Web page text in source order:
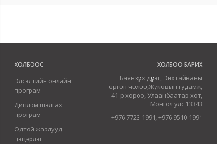
ХОЛБООС
Элсэлтийн онлайн
програм
Диплом шалгах
програм
Одтой жаалууд
цэцэрлэг
ХОЛБОО БАРИХ
Баянзүрх дүүрэг, Энхтайваны
өргөн чөлөө,Жуковын гудамж,
41-р хороо, Улаанбаатар хот,
Монгол улс 13343
+976 7723-1991, +976 9510-1991